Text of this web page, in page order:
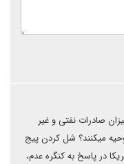
صادرات نفتی و غیر
میکنند؟ شل کردن پیج
در پاسخ به کنگره عدم،